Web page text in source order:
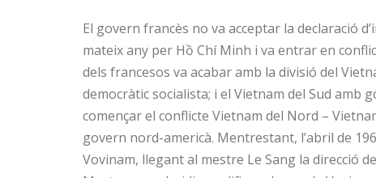
El govern francès no va acceptar la declaració
mateix any per Hồ Chí Minh i va entrar en
dels francesos va acabar amb la divisió del
democràtic socialista; i el Vietnam del Sud amb
començar el conflicte Vietnam del Nord –
govern nord-americà. Mentrestant, l’abril de
Vovinam, llegant al mestre Le Sang la direcció